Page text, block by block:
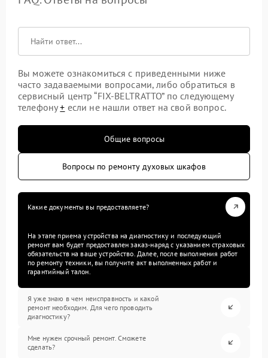
Вы можете ознакомиться с приведенными ниже
часто задаваемыми вопросами, либо обратиться в
сервисный центр “FIX-BELTRATTO” по следующему
телефону+ если не нашли ответ на свой вопрос.
Общие вопросы
Вопросы по ремонту духовых шкафов
Какие документы вы предоставляете?
На этапе приема устройства на диагностику и последующий
ремонт вам будет предоставлен заказ-наряд с указанием страховых
обязательств на ваше устройство. Далее, после выполнения работ
по ремонту техники, вы получите акт выполненных работ и
гарантийный талон.
Я уже знаю в чем неисправность и какой
ремонт необходим. Для чего проводить
диагностику?
Мне нужен срочный ремонт. Сможете
сделать?